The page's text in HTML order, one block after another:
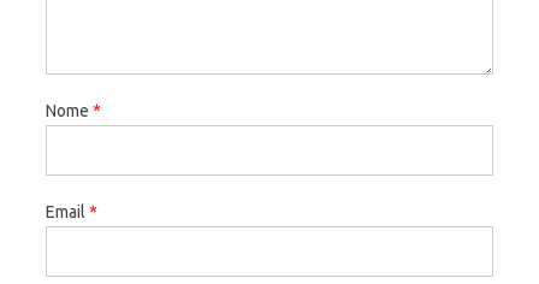
Nome *
Email *